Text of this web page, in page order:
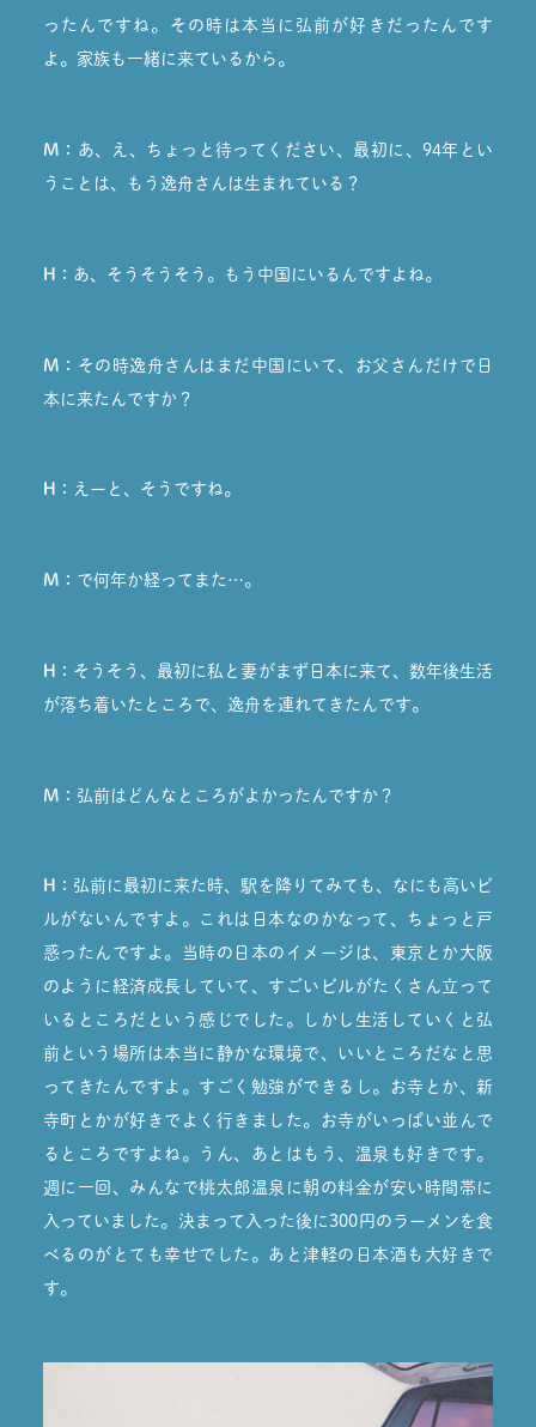
ったんですね。その時は本当に弘前が好きだったんです
よ。家族も一緒に来ているから。
M： あ、え、ちょっと待ってください、最初に、94年とい
うことは、もう逸舟さんは生まれている？
H： あ、そうそうそう。もう中国にいるんですよね。
M： その時逸舟さんはまだ中国にいて、お父さんだけで日
本に来たんですか？
H： えーと、そうですね。
M： で何年か経ってまた…。
H： そうそう、最初に私と妻がまず日本に来て、数年後生活
が落ち着いたところで、逸舟を連れてきたんです。
M： 弘前はどんなところがよかったんですか？
H： 弘前に最初に来た時、駅を降りてみても、なにも高いビ
ルがないんですよ。これは日本なのかなって、ちょっと戸
惑ったんですよ。当時の日本のイメージは、東京とか大阪
のように経済成長していて、すごいビルがたくさん立って
いるところだという感じでした。しかし生活していくと弘
前という場所は本当に静かな環境で、いいところだなと思
ってきたんですよ。すごく勉強ができるし。お寺とか、新
寺町とかが好きでよく行きました。お寺がいっぱい並んで
るところですよね。うん、あとはもう、温泉も好きです。
週に一回、みんなで桃太郎温泉に朝の料金が安い時間帯に
入っていました。決まって入った後に300円のラーメンを食
べるのがとても幸せでした。あと津軽の日本酒も大好きで
す。